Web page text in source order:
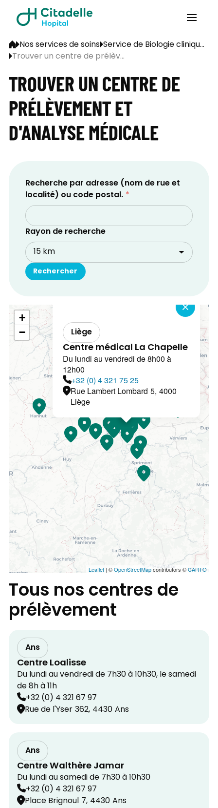
Nos services de soins Service de Biologie cliniqu...
Trouver un centre de prélèv...
TROUVER UN CENTRE DE
PRÉLÈVEMENT ET
D'ANALYSE MÉDICALE
Recherche par adresse (nom de rue et
localité) ou code postal.
Rayon de recherche
Liège
Centre médical La Chapelle
Du lundi au vendredi de 8h00 à
12h00
+32 (0) 4 321 75 25
Rue Lambert Lombard 5, 4000
Liège
+
−
Leaflet| ©OpenStreetMapcontributors ©CARTO
Tous nos centres de
prélèvement
Ans
Centre Loalisse
Du lundi au vendredi de 7h30 à 10h30, le samedi
de 8h à 11h
+32 (0) 4 321 67 97
Rue de l'Yser 362, 4430 Ans
Ans
Centre Walthère Jamar
Du lundi au samedi de 7h30 à 10h30
+32 (0) 4 321 67 97
Place Brignoul 7, 4430 Ans